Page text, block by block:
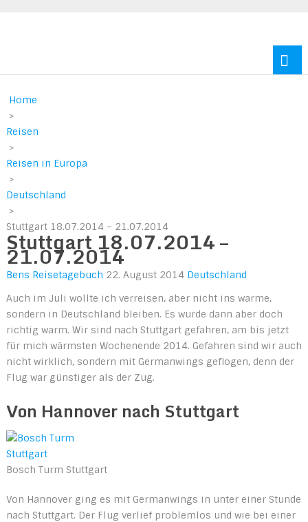
Home
>
Reisen
>
Reisen in Europa
>
Deutschland
>
Stuttgart 18.07.2014 – 21.07.2014
Stuttgart 18.07.2014 –
21.07.2014
Bens Reisetagebuch 22. August 2014 Deutschland
Auch im Juli wollte ich verreisen, aber nicht ins warme,
sondern in Deutschland bleiben. Es wurde dann aber doch
richtig warm. Wir sind nach Stuttgart gefahren, am bis jetzt
für mich wärmsten Wochenende 2014. Gefahren sind wir auch
nicht wirklich, sondern mit Germanwings geflogen, denn der
Flug war günstiger als der Zug.
Von Hannover nach Stuttgart
Bosch Turm Stuttgart
Von Hannover ging es mit Germanwings in unter einer Stunde
nach Stuttgart. Der Flug verlief problemlos und wie bei einer